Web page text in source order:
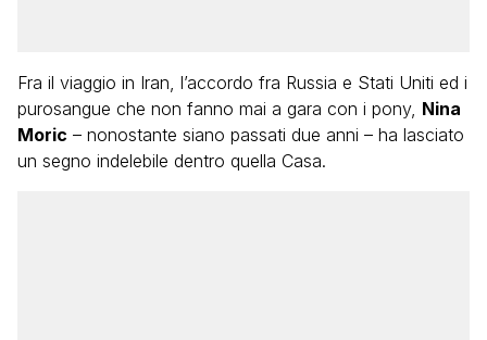
Fra il viaggio in Iran, l’accordo fra Russia e Stati Uniti ed i
purosangue che non fanno mai a gara con i pony, Nina
Moric – nonostante siano passati due anni – ha lasciato
un segno indelebile dentro quella Casa.